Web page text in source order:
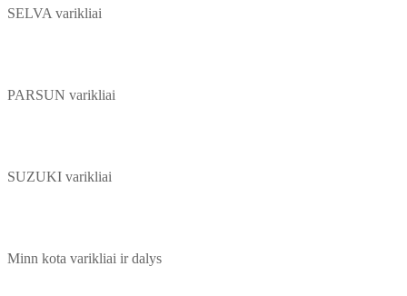
SELVA varikliai
PARSUN varikliai
SUZUKI varikliai
Minn kota varikliai ir dalys